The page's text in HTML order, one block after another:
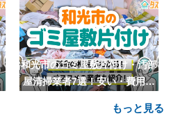
和光市のゴミ屋敷片付け・汚部
屋清掃業者7選！安い・費用相
もっと見る